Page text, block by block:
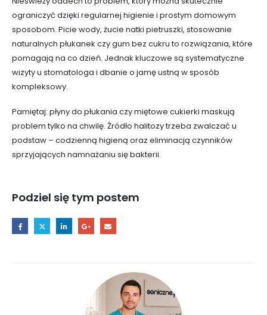
ograniczyć dzięki regularnej higienie i prostym domowym
sposobom. Picie wody, żucie natki pietruszki, stosowanie
naturalnych płukanek czy gum bez cukru to rozwiązania, które
pomagają na co dzień. Jednak kluczowe są systematyczne
wizyty u stomatologa i dbanie o jamę ustną w sposób
kompleksowy.
Pamiętaj: płyny do płukania czy miętowe cukierki maskują
problem tylko na chwilę. Źródło halitozy trzeba zwalczać u
podstaw – codzienną higieną oraz eliminacją czynników
sprzyjających namnażaniu się bakterii.
Podziel się tym postem